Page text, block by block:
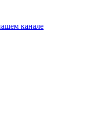
канале